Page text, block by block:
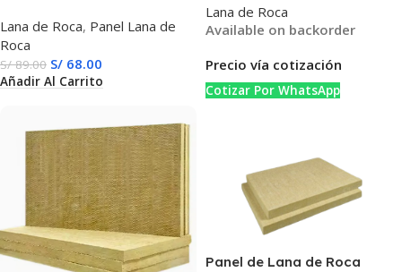
Térmico y Acústico para
Muros Exteriores, Resistente
al Fuego
Lana de Roca, Panel Lana de
Roca
S/89.00 S/ 68.00
Añadir Al Carrito
Térmico Duradero e Ignífugo
Lana de Roca
Available on backorder
Precio vía cotización
Cotizar Por WhatsApp
Panel de Lana de Roca